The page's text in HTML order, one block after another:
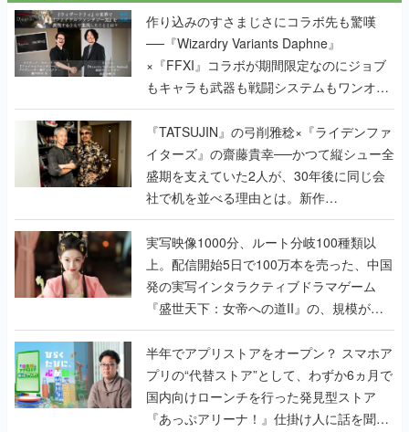
作り込みのすさまじさにコラボ先も驚嘆
──『Wizardry Variants Daphne』
×『FFXI』コラボが期間限定なのにジョブ
もキャラも武器も戦闘システムもワンオフ
で作り込まれた理由を両ディレクターに聞
く
『TATSUJIN』の弓削雅稔×『ライデンファ
イターズ』の齋藤貴幸──かつて縦シュー全
盛期を支えていた2人が、30年後に同じ会
社で机を並べる理由とは。新作
『TATSUJIN EXTREME』で初タッグを組
んだレジェンド2人に訊く開発秘話
実写映像1000分、ルート分岐100種類以
上。配信開始5日で100万本を売った、中国
発の実写インタラクティブドラマゲーム
『盛世天下：女帝への道II』の、規模が違
うこだわりをプロデューサーに聞いた
半年でアプリストアをオープン？ スマホア
プリの“代替ストア”として、わずか6ヵ月で
国内向けローンチを行った発見型ストア
『あっぷアリーナ！』仕掛け人に話を聞い